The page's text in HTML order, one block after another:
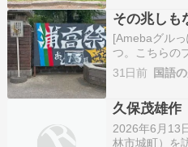
建物内を見学
展…
その兆しも
[Amebaグル
つ。こちらの
[Amebaグル
事、今年も
ameblo.jp仕
31日前 国語
久保茂雄作
2026年6月13
林市城町）を